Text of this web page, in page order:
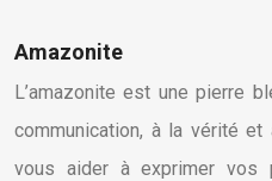
Amazonite
L’amazonite est une pierre
communication, à la vérité et
vous aider à exprimer vos